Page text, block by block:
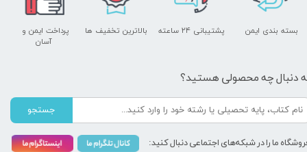
پشتیبانی ۲۴ ساعته
پرداخت ایمن و ​​​​​​​
آسان
بسته بندی ایمن بالاترین تخفیف ها
دنبال چه محصولی هستید؟
جستجو
ما را در شبکه‌های اجتماعی دنبال کنید: